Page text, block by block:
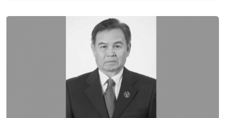
Thời sự 6h
Thời sự 12h
Thời sự 18h
Thời sự 21h30
Bản tin
Chuyên mục
Theo dòng Thời sự